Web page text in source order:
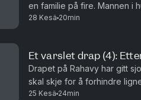
en familie på fire. Mannen i
redaktør Gard Steiro
28 Kesä 20min
Et varslet drap (4):
Drapet på Rahavy har gitt
skal skje for å forhindre
opp? Krimkommentator
25 Kesä 24min